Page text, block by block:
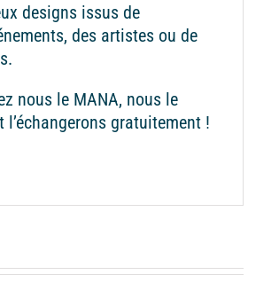
designs issus de
des artistes ou de
nous le MANA, nous le
l’échangerons gratuitement !